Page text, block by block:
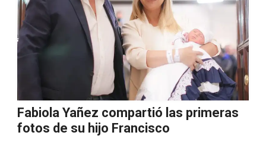
Fabiola Yañez compartió las primeras
fotos de su hijo Francisco